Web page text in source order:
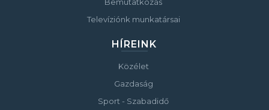
Televíziónk munkatársai
HÍREINK
Közélet
Gazdaság
Sport - Szabadidő